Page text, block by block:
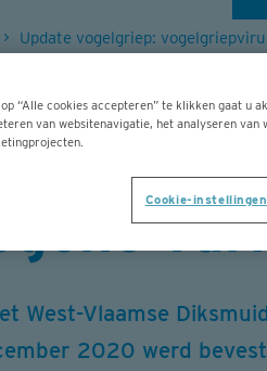
werd
West-Vlaamse
2020 werd
“Alle cookies accepteren” te klikken gaat u
van websitenavigatie, het analyseren van
Cookie-instellingen